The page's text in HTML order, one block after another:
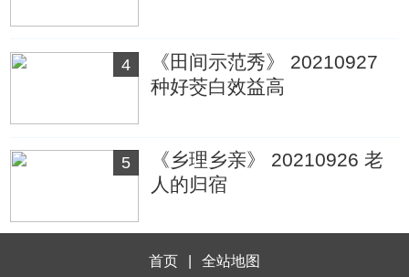
4
《田间示范秀》 20210927
种好茭白效益高
5
《乡理乡亲》 20210926 老
人的归宿
首页 全站地图